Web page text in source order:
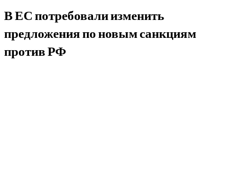
В ЕС потребовали изменить
предложения по новым санкциям
против РФ